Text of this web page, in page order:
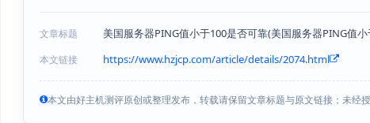
文章标题 美国服务器PING值小于100是否可靠(美国服务器PING值
本文链接 https://www.hzjcp.com/article/details/2074.html
本文由好主机测评原创或整理发布，转载请保留文章标题与原文链接；未经